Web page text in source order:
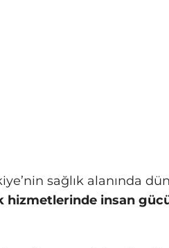
sağlık alanında
hizmetlerinde insan